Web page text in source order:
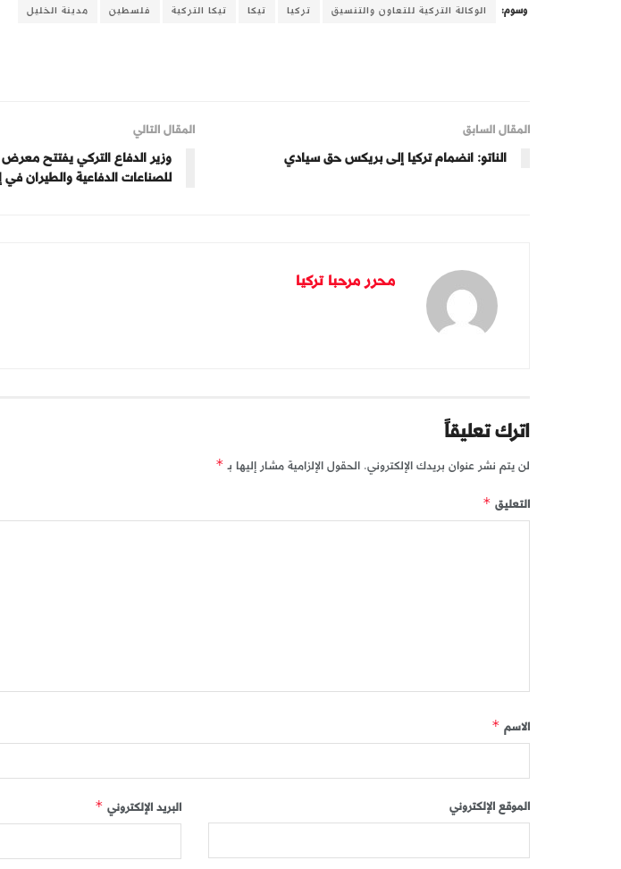
وسوم: الوكالة التركية للتعاون والتنسيق تركيا تيكا تيكا التركية فلسطين مدينة الخليل
المقال السابق
الناتو: انضمام تركيا إلى بريكس حق سيادي
المقال التالي
وزير الدفاع التركي يفتتح
للصناعات الدفاعية والطيران
محرر مرحبا تركيا
اترك تعليقاً
لن يتم نشر عنوان بريدك الإلكتروني. الحقول الإلزامية مشار إليها بـ *
التعليق *
الاسم *
البريد الإلكتروني * الموقع الإلكتروني